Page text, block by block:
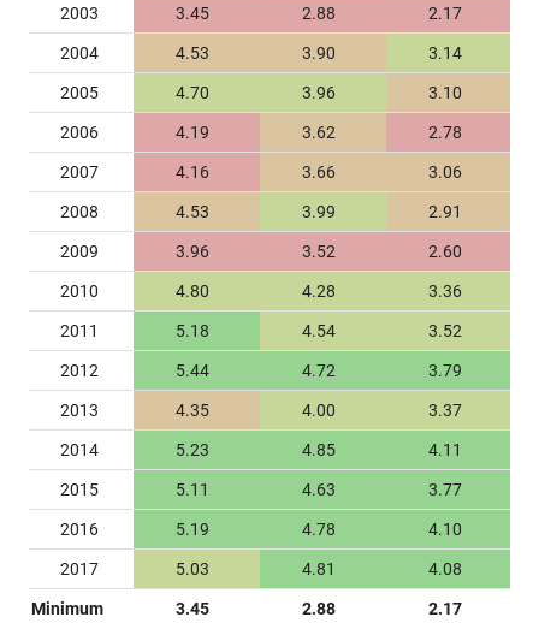
2003 3.45 2.88 2.17
2004 4.53 3.90 3.14
2005 4.70 3.96 3.10
2006 4.19 3.62 2.78
2007 4.16 3.66 3.06
2008 4.53 3.99 2.91
2009 3.96 3.52 2.60
2010 4.80 4.28 3.36
2011 5.18 4.54 3.52
2012 5.44 4.72 3.79
2013 4.35 4.00 3.37
2014 5.23 4.85 4.11
2015 5.11 4.63 3.77
2016 5.19 4.78 4.10
2017 5.03 4.81 4.08
Minimum 3.45 2.88 2.17